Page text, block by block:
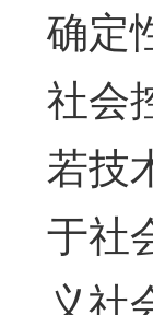
确定
社会
若技
于社
义社